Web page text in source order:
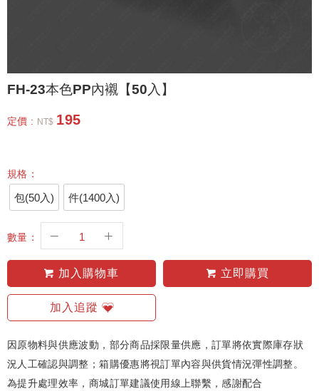
FH-23本色PP內襯【50入】
定價 : NT$ 195
規格：
包(50入) 件(1400入)
數量：
加入購物車 立即購買
加入追蹤
因原物料與供應波動，部分商品採限量供應，訂單將依實際庫存狀
況人工確認與調整；箱購優惠將視訂單內容與供貨情況彈性調整。
為提升處理效率，商城訂單建議使用線上聯繫，感謝配合